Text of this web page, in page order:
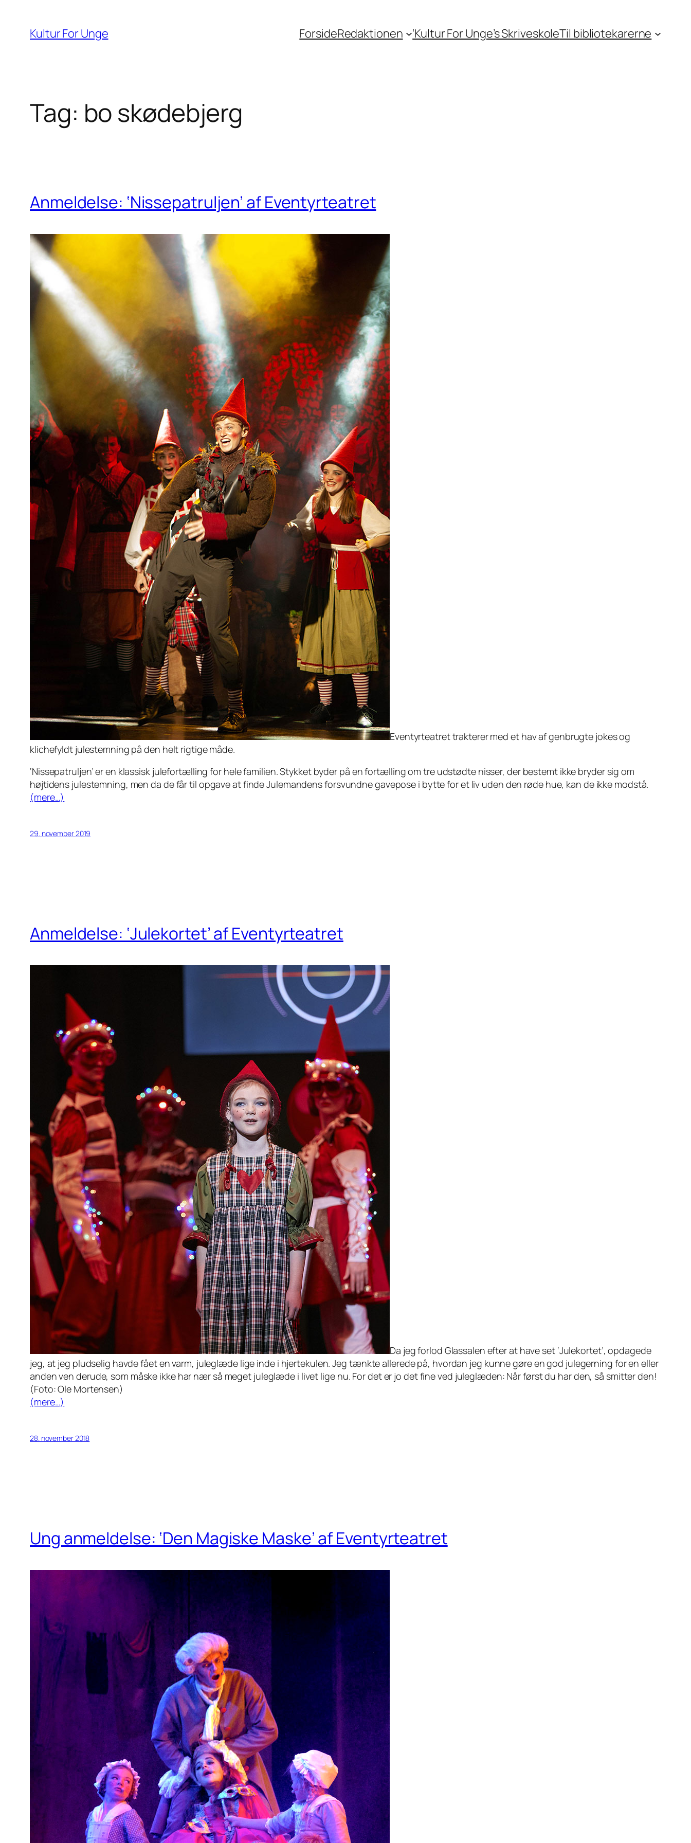
indhold
Kultur For Unge ForsideRedaktionen ‘Kultur For Unge’s SkriveskoleTil bibliotekarerne
Tag: bo skødebjerg
Anmeldelse: ‘Nissepatruljen’ af Eventyrteatret
Eventyrteatret trakterer med et hav af genbrugte jokes og
klichefyldt julestemning på den helt rigtige måde.
‘Nissepatruljen’ er en klassisk julefortælling for hele familien. Stykket byder på en fortælling om tre udstødte nisser, der bestemt ikke bryder sig om
højtidens julestemning, men da de får til opgave at finde Julemandens forsvundne gavepose i bytte for et liv uden den røde hue, kan de ikke modstå.
(mere…)
29. november 2019
Anmeldelse: ‘Julekortet’ af Eventyrteatret
Da jeg forlod Glassalen efter at have set ‘Julekortet’, opdagede
jeg, at jeg pludselig havde fået en varm, juleglæde lige inde i hjertekulen. Jeg tænkte allerede på, hvordan jeg kunne gøre en god julegerning for en eller
anden ven derude, som måske ikke har nær så meget juleglæde i livet lige nu. For det er jo det fine ved juleglæden: Når først du har den, så smitter den!
(Foto: Ole Mortensen)
(mere…)
28. november 2018
Ung anmeldelse: ‘Den Magiske Maske’ af Eventyrteatret